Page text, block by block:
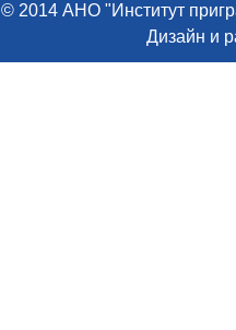
© 2014 АНО "Институт
Дизайн и